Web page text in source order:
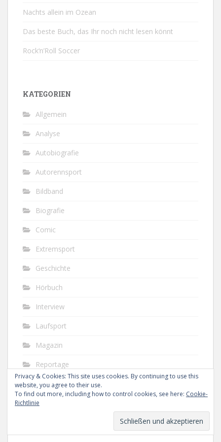
Nachts allein im Ozean
Das beste Buch, das Ihr noch nicht lesen könnt
Rock‘n’Roll Soccer
KATEGORIEN
Allgemein
Analyse
Autobiografie
Autorennsport
Bildband
Biografie
Comic
Extremsport
Geschichte
Hörbuch
Interview
Laufsport
Magazin
Reportage
Roman
Schwimmen
Privacy & Cookies: This site uses cookies. By continuing to use this
website, you agree to their use.
To find out more, including how to control cookies, see here: Cookie-
Richtlinie